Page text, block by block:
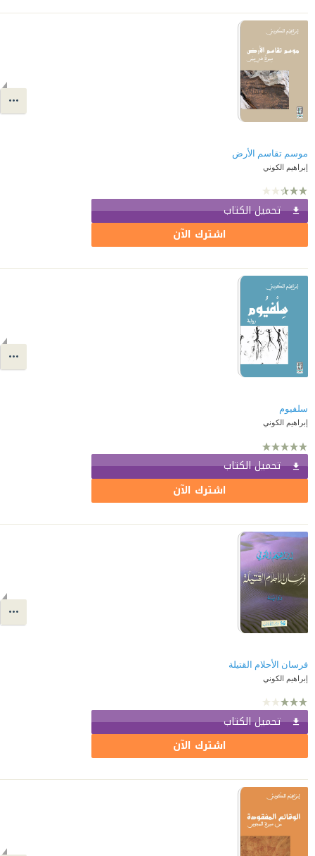
موسم تقاسم الأرض
إبراهيم الكوني
تحميل الكتاب
اشترك الآن
سلفيوم
إبراهيم الكوني
تحميل الكتاب
اشترك الآن
فرسان الأحلام القتيلة
إبراهيم الكوني
تحميل الكتاب
اشترك الآن